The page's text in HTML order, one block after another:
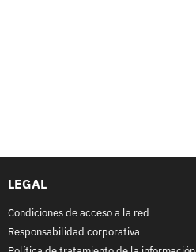
LEGAL
Condiciones de acceso a la red
Responsabilidad corporativa